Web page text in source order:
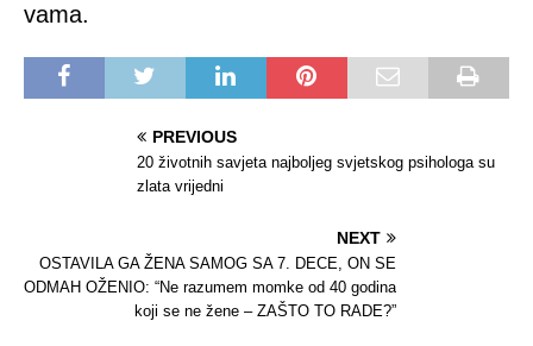
vama.
PREVIOUS
20 životnih savjeta najboljeg svjetskog psihologa su
zlata vrijedni
NEXT
OSTAVILA GA ŽENA SAMOG SA 7. DECE, ON SE
ODMAH OŽENIO: “Ne razumem momke od 40 godina
koji se ne žene – ZAŠTO TO RADE?”